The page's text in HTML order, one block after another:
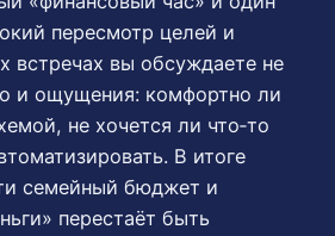
пересмотр целей и
встречах вы обсуждаете не
и ощущения: комфортно ли
не хочется ли что‑то
В итоге
семейный бюджет и
перестаёт быть